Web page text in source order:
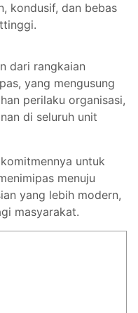
kondusif, dan bebas
dari rangkaian
yang mengusung
perilaku organisasi,
di seluruh unit
untuk
menuju
yang lebih modern,
masyarakat.